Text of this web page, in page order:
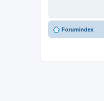
Forumindex